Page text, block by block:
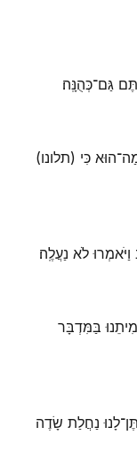
גַּם־כְּהֻנָּֽה׃
כִּי (תלונו)
לֹא נַעֲלֶֽה׃
בַּמִּדְבָּר
נַחֲלַת שָׂדֶה